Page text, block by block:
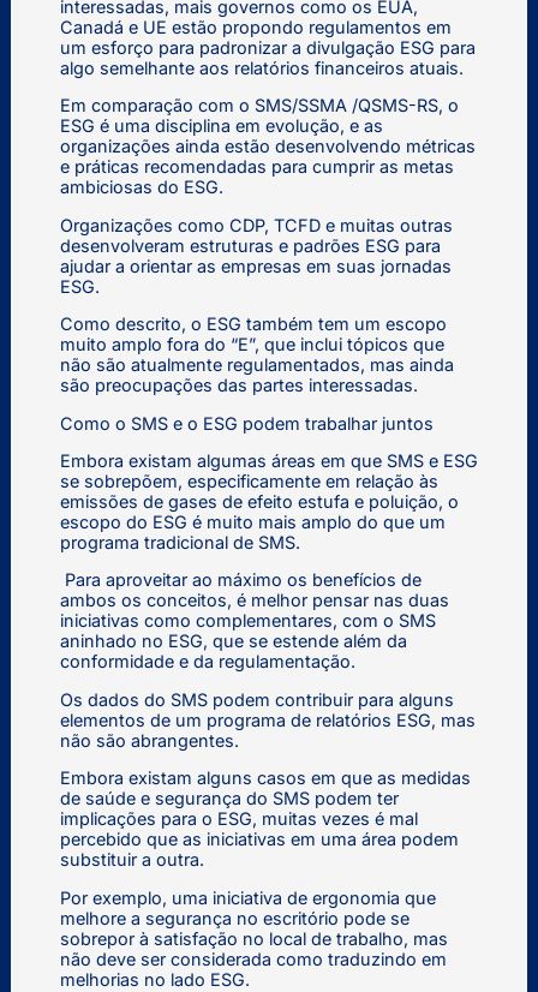
interessadas, mais governos como os EUA,
Canadá e UE estão propondo regulamentos em
um esforço para padronizar a divulgação ESG para
algo semelhante aos relatórios financeiros atuais.
Em comparação com o SMS/SSMA /QSMS-RS, o
ESG é uma disciplina em evolução, e as
organizações ainda estão desenvolvendo métricas
e práticas recomendadas para cumprir as metas
ambiciosas do ESG.
Organizações como CDP, TCFD e muitas outras
desenvolveram estruturas e padrões ESG para
ajudar a orientar as empresas em suas jornadas
ESG.
Como descrito, o ESG também tem um escopo
muito amplo fora do “E”, que inclui tópicos que
não são atualmente regulamentados, mas ainda
são preocupações das partes interessadas.
Como o SMS e o ESG podem trabalhar juntos
Embora existam algumas áreas em que SMS e ESG
se sobrepõem, especificamente em relação às
emissões de gases de efeito estufa e poluição, o
escopo do ESG é muito mais amplo do que um
programa tradicional de SMS.
Para aproveitar ao máximo os benefícios de
ambos os conceitos, é melhor pensar nas duas
iniciativas como complementares, com o SMS
aninhado no ESG, que se estende além da
conformidade e da regulamentação.
Os dados do SMS podem contribuir para alguns
elementos de um programa de relatórios ESG, mas
não são abrangentes.
Embora existam alguns casos em que as medidas
de saúde e segurança do SMS podem ter
implicações para o ESG, muitas vezes é mal
percebido que as iniciativas em uma área podem
substituir a outra.
Por exemplo, uma iniciativa de ergonomia que
melhore a segurança no escritório pode se
sobrepor à satisfação no local de trabalho, mas
não deve ser considerada como traduzindo em
melhorias no lado ESG.